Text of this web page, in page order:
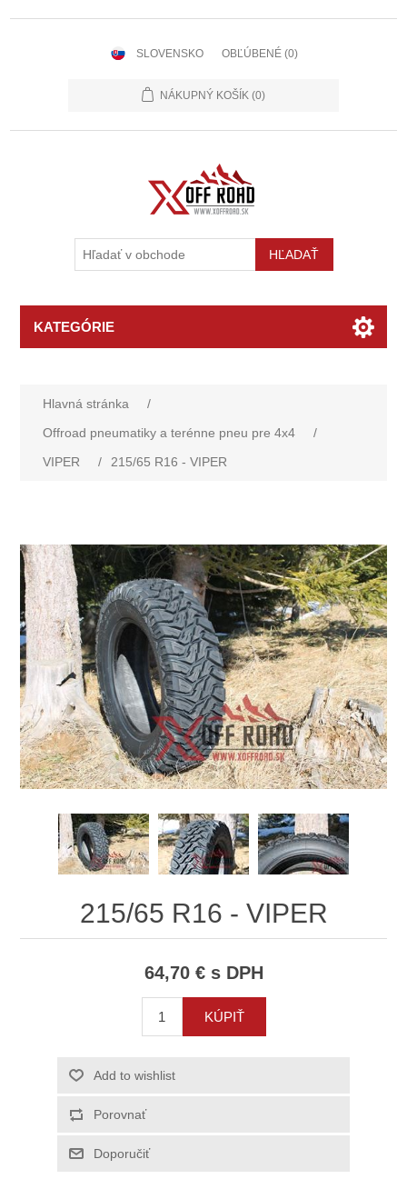
SLOVENSKO OBĽÚBENÉ (0)
NÁKUPNÝ KOŠÍK (0)
KATEGÓRIE
Hlavná stránka
/
Offroad pneumatiky a terénne pneu pre 4x4
/
VIPER
/ 215/65 R16 - VIPER
215/65 R16 - VIPER
64,70 € s DPH